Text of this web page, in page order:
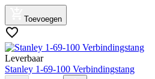
Toevoegen
Leverbaar
Stanley 1-69-100 Verbindingstang